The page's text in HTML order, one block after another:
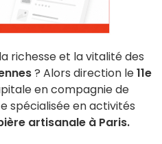
richesse et la vitalité des
? Alors direction le11e
en compagnie de
spécialisée en activités
artisanale à Paris.